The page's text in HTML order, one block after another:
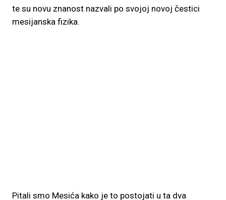
te su novu znanost nazvali po svojoj novoj čestici
mesijanska fizika.
Pitali smo Mesića kako je to postojati u ta dva